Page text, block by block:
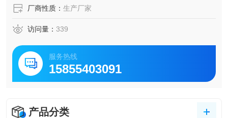
厂商性质： 生产厂家
访问量： 339
服务热线
15855403091
产品分类